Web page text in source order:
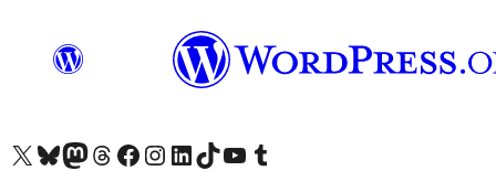
Visita nuestra cuenta de X (anteriormente Twitter)
Visita nuestra cuenta de Bluesky
Visita nuestra cuenta de Mastodon
Visita nuestra cuenta de Threads
Visita nuestra página de Facebook
Visita nuestra cuenta de Instagram
Visita nuestra cuenta de LinkedIn
Visita nuestra cuenta de TikTok
Visita nuestro canal de YouTube
Visita nuestra cuenta de Tumblr